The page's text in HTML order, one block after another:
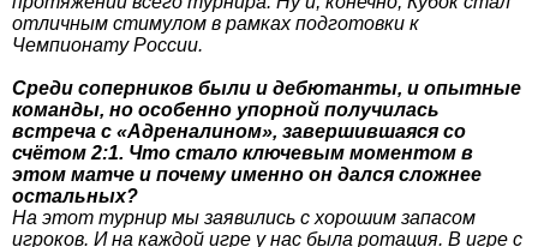
отличным стимулом в рамках подготовки к
Чемпионату России.
Среди соперников были и дебютанты, и опытные
команды, но особенно упорной получилась
встреча с «Адреналином», завершившаяся со
счётом 2:1. Что стало ключевым моментом в
этом матче и почему именно он дался сложнее
остальных?
На этот турнир мы заявились с хорошим запасом
игроков. И на каждой игре у нас была ротация. В игре с